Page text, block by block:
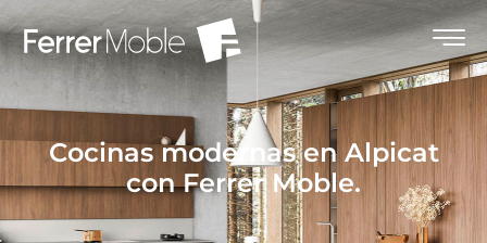
Cocinas modernas en Alpicat
con Ferrer Moble.